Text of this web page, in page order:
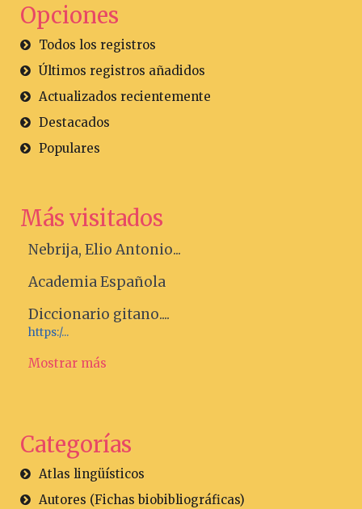
Opciones
Todos los registros
Últimos registros añadidos
Actualizados recientemente
Destacados
Populares
Más visitados
Nebrija, Elio Antonio...
Academia Española
Diccionario gitano....
https:/...
Mostrar más
Categorías
Atlas lingüísticos
Autores (Fichas biobibliográficas)